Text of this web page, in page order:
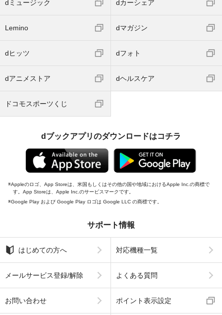
dミュージック dカーシェア
Lemino dマガジン
dヒッツ dフォト
dアニメストア dヘルスケア
ドコモスポーツくじ
dブックアプリのダウンロードはコチラ
Appleのロゴ、App Storeは、米国もしくはその他の国や地域におけるApple Inc.の商標で
す。App Storeは、Apple Inc.のサービスマークです。
Google Play および Google Play ロゴは Google LLC の商標です。
サポート情報
はじめての方へ 対応機種一覧
メールサービス登録/解除 よくある質問
お問い合わせ ポイント表示設定